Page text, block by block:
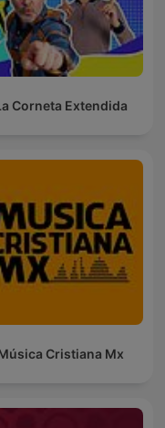
Corneta Extendida
Cristiana Mx